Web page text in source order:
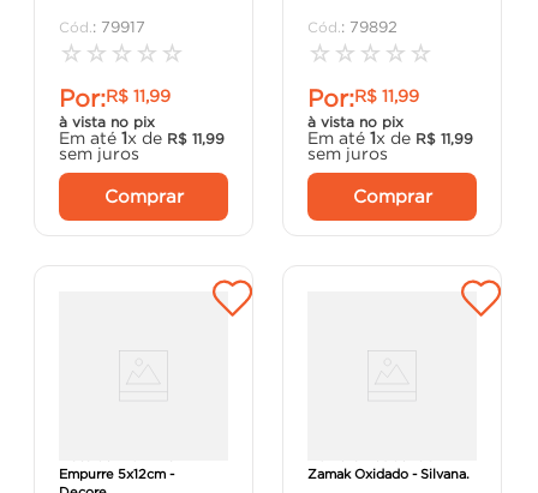
: 79917
☆ ☆ ☆ ☆ ☆
Por:R$ 11,99
à vista no pix
Em até 1x de R$ 11,99
sem juros
Comprar
: 79892
☆ ☆ ☆ ☆ ☆
Por:R$ 11,99
à vista no pix
Em até 1x de R$ 11,99
sem juros
Comprar
Empurre 5x12cm -
Zamak Oxidado - Silvana.